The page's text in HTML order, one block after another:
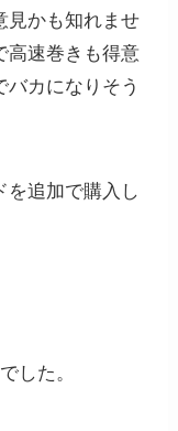
見かも知れませ
高速巻きも得意
カになりそう
を追加で購入し
した。